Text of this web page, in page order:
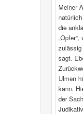
Meiner
die
sagt.
Ulmen
kann.
der